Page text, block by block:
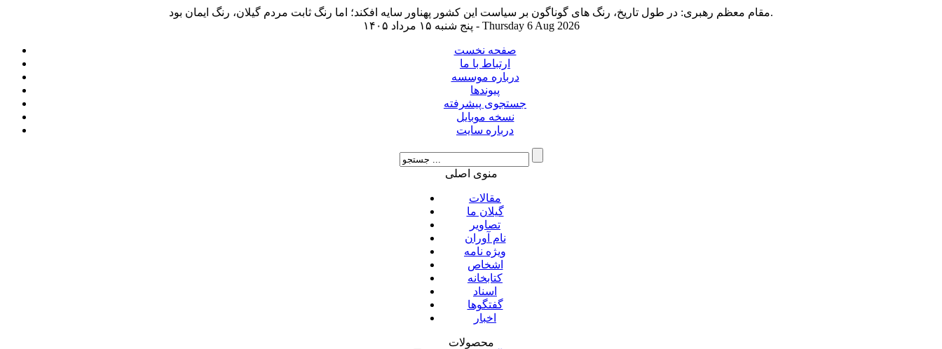
مقام معظم رهبری: در طول تاریخ، رنگ های گوناگون بر سیاست این کشور پهناور سایه افکند؛ اما رنگ ثابت مردم گیلان، رنگ ایمان بود.
پنج شنبه ۱۵ مرداد ۱۴۰۵ - Thursday 6 Aug 2026
صفحه نخست
ارتباط با ما
درباره موسسه
پیوندها
جستجوی پیشرفته
نسخه موبایل
درباره سایت
منوی اصلی
مقالات
گیلان ما
تصاویر
نام آوران
ویژه نامه
اشخاص
کتابخانه
اسناد
گفتگوها
اخبار
محصولات